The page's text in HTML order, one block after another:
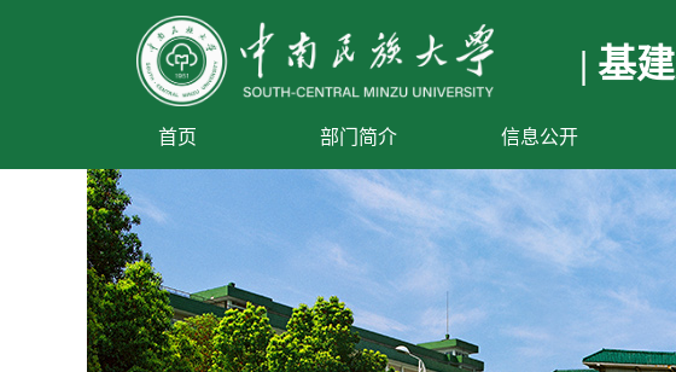
| 基
首页 部门简介 信息公开